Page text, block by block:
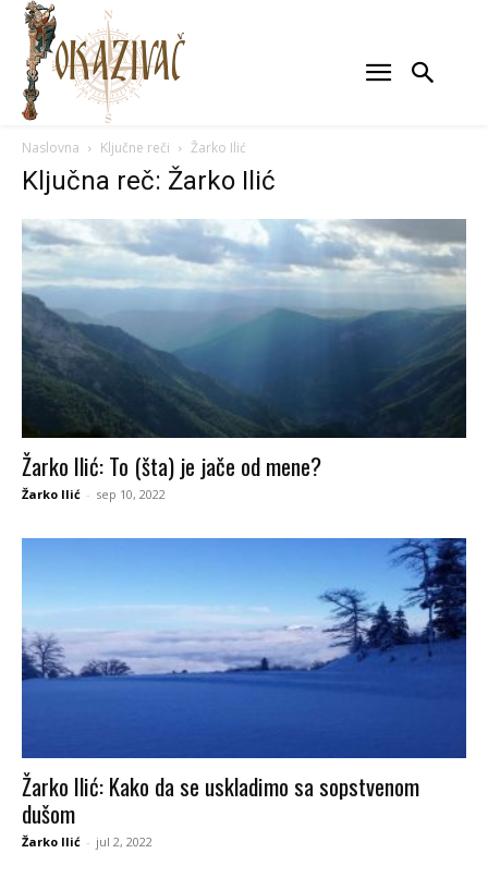
Naslovna Ključne reči Žarko Ilić
Ključna reč: Žarko Ilić
Žarko Ilić: To (šta) je jače od mene?
Žarko Ilić - sep 10, 2022
Žarko Ilić: Kako da se uskladimo sa sopstvenom
dušom
Žarko Ilić - jul 2, 2022